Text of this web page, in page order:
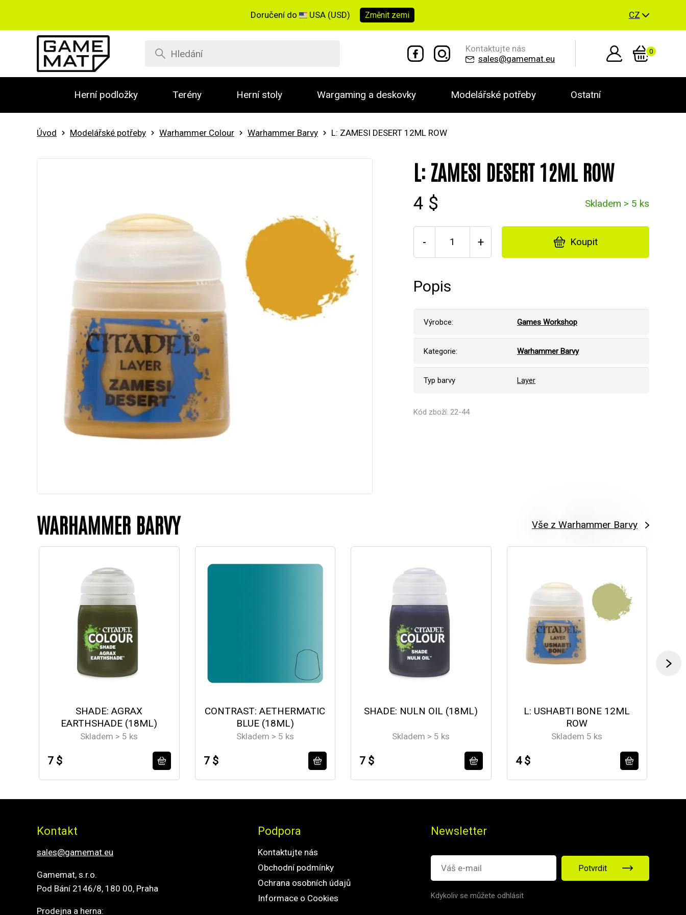
Doručení do USA (USD) Změnit zemi CZ
Kontaktujte nás
sales@gamemat.eu
0
Herní podložky Terény Herní stoly Wargaming a deskovky Modelářské potřeby Ostatní
Úvod Modelářské potřeby Warhammer Colour Warhammer Barvy L: ZAMESI DESERT 12ML ROW
L: ZAMESI DESERT 12ML ROW
4 $ Skladem > 5 ks
- + Koupit
Popis
Výrobce: Games Workshop
Kategorie: Warhammer Barvy
Typ barvy Layer
Kód zboží: 22-44
WARHAMMER BARVY Vše z Warhammer Barvy
SHADE: AGRAX
EARTHSHADE (18ML)
Skladem > 5 ks
7 $
CONTRAST: AETHERMATIC
BLUE (18ML)
Skladem > 5 ks
7 $
SHADE: NULN OIL (18ML)
Skladem > 5 ks
7 $
L: USHABTI BONE 12ML
ROW
Skladem 5 ks
4 $
Kontakt
sales@gamemat.eu
Gamemat, s.r.o.
Pod Bání 2146/8, 180 00, Praha
Prodejna a herna:
Podpora
Kontaktujte nás
Obchodní podmínky
Ochrana osobních údajů
Informace o Cookies
Newsletter
Potvrdit
Kdykoliv se můžete odhlásit